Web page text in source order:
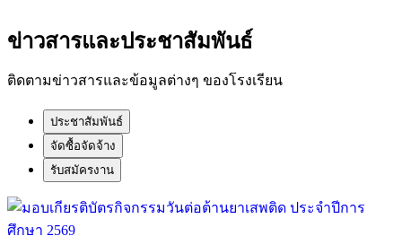
ข่าวสารและประชาสัมพันธ์
ติดตามข่าวสารและข้อมูลต่างๆ ของโรงเรียน
ประชาสัมพันธ์
จัดซื้อจัดจ้าง
รับสมัครงาน